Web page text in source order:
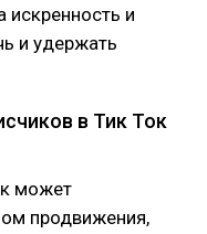
искренность и
и удержать
в Тик Ток
может
продвижения,